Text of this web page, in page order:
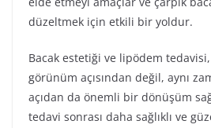
düzeltmek için etkili bir yoldur.
Bacak estetiği ve lipödem
görünüm açısından değil, aynı
açıdan da önemli bir dönüşüm
tedavi sonrası daha sağlıklı ve